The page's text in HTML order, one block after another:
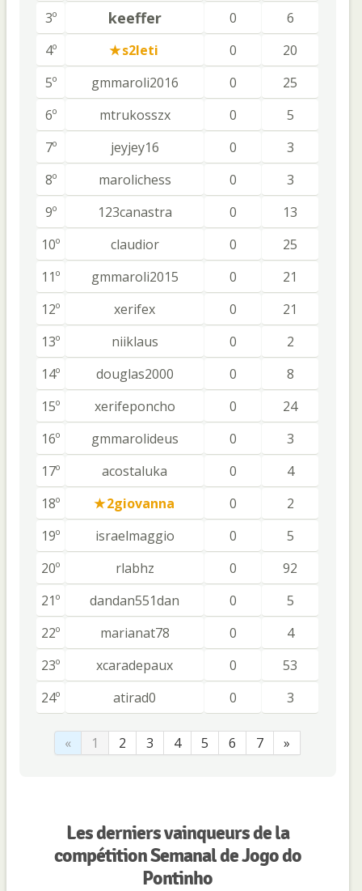
3º
keeffer 0
6
4º
s2leti 0
20
5º
gmmaroli2016 0
25
6º
mtrukosszx 0
5
7º
jeyjey16 0
3
8º
marolichess 0
3
9º
123canastra 0
13
10º
claudior 0
25
11º
gmmaroli2015 0
21
12º
xerifex 0
21
13º
niiklaus 0
2
14º
douglas2000 0
8
15º
xerifeponcho 0
24
16º
gmmarolideus 0
3
17º
acostaluka 0
4
18º
2giovanna 0
2
19º
israelmaggio 0
5
20º
rlabhz 0
92
21º
dandan551dan 0
5
22º
marianat78 0
4
23º
xcaradepaux 0
53
24º
atirad0 0 3
« 1 2 3 4 5 6 7 »
Les derniers vainqueurs de la
compétition Semanal de Jogo do
Pontinho